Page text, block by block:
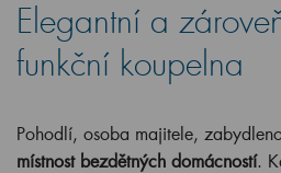
Elegantní a
funkční koupelna
Pohodlí, osoba majitele,
místnost bezdětných domácností.